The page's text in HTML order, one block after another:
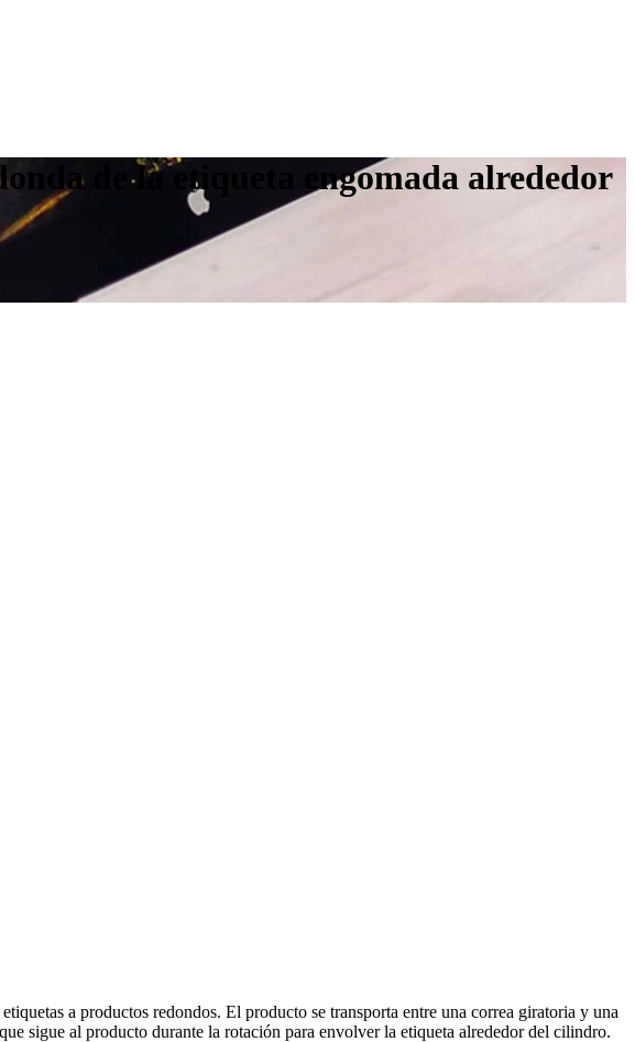
de la etiqueta engomada alrededor
a productos redondos. El producto se transporta entre una correa giratoria y una
sigue al producto durante la rotación para envolver la etiqueta alrededor del cilindro.